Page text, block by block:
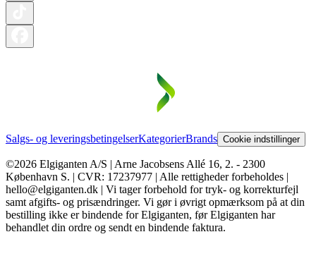
Salgs- og leveringsbetingelserKategorierBrands Cookie indstillinger
©2026 Elgiganten A/S | Arne Jacobsens Allé 16, 2. - 2300
København S. | CVR: 17237977 | Alle rettigheder forbeholdes |
hello@elgiganten.dk | Vi tager forbehold for tryk- og korrekturfejl
samt afgifts- og prisændringer. Vi gør i øvrigt opmærksom på at din
bestilling ikke er bindende for Elgiganten, før Elgiganten har
behandlet din ordre og sendt en bindende faktura.